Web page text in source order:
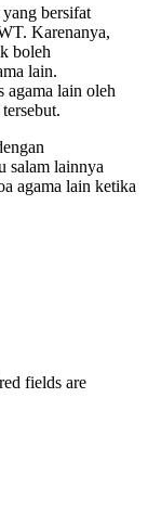
bersifat
Karenanya,
boleh
lain.
agama lain oleh
salam lainnya
agama lain ketika
fields are